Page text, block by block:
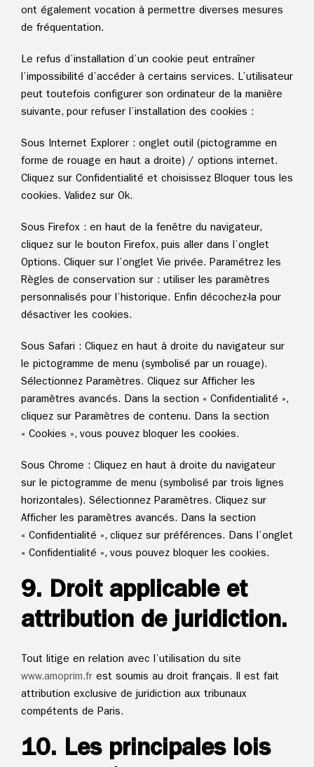
ont également vocation à permettre diverses mesures
de fréquentation.
Le refus d’installation d’un cookie peut entraîner
l’impossibilité d’accéder à certains services. L’utilisateur
peut toutefois configurer son ordinateur de la manière
suivante, pour refuser l’installation des cookies :
Sous Internet Explorer : onglet outil (pictogramme en
forme de rouage en haut a droite) / options internet.
Cliquez sur Confidentialité et choisissez Bloquer tous les
cookies. Validez sur Ok.
Sous Firefox : en haut de la fenêtre du navigateur,
cliquez sur le bouton Firefox, puis aller dans l’onglet
Options. Cliquer sur l’onglet Vie privée. Paramétrez les
Règles de conservation sur : utiliser les paramètres
personnalisés pour l’historique. Enfin décochez-la pour
désactiver les cookies.
Sous Safari : Cliquez en haut à droite du navigateur sur
le pictogramme de menu (symbolisé par un rouage).
Sélectionnez Paramètres. Cliquez sur Afficher les
paramètres avancés. Dans la section « Confidentialité »,
cliquez sur Paramètres de contenu. Dans la section
« Cookies », vous pouvez bloquer les cookies.
Sous Chrome : Cliquez en haut à droite du navigateur
sur le pictogramme de menu (symbolisé par trois lignes
horizontales). Sélectionnez Paramètres. Cliquez sur
Afficher les paramètres avancés. Dans la section
« Confidentialité », cliquez sur préférences. Dans l’onglet
« Confidentialité », vous pouvez bloquer les cookies.
9. Droit applicable et
attribution de juridiction.
Tout litige en relation avec l’utilisation du site
www.amoprim.fr est soumis au droit français. Il est fait
attribution exclusive de juridiction aux tribunaux
compétents de Paris.
10. Les principales lois